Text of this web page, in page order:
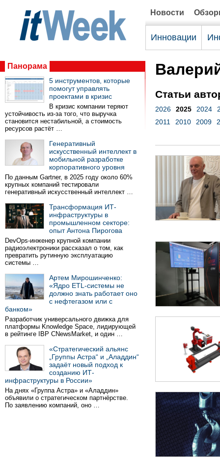
Новости
Инновации
Панорама
5 инструментов, которые
помогут управлять
проектами в кризис
В кризис компании теряют
устойчивость из-за того, что выручка
становится нестабильной, а стоимость
ресурсов растёт …
Генеративный
искусственный интеллект в
мобильной разработке
корпоративного уровня
По данным Gartner, в 2025 году около 60%
крупных компаний тестировали
генеративный искусственный интеллект …
Трансформация ИТ-
инфраструктуры в
промышленном секторе:
опыт Антона Пирогова
DevOps-инженер крупной компании
радиоэлектроники рассказал о том, как
превратить рутинную эксплуатацию
системы …
Артем Мирошинченко:
«Ядро ETL-системы не
должно знать работает оно
с нефтегазом или с
банком»
Разработчик универсального движка для
платформы Knowledge Space, лидирующей
в рейтинге IBP CNewsMarket, и один …
«Стратегический альянс
„Группы Астра“ и „Аладдин“
задаёт новый подход к
созданию ИТ-
инфраструктуры в России»
На днях «Группа Астра» и «Аладдин»
объявили о стратегическом партнёрстве.
По заявлению компаний, оно …
Статьи
2026 2025 2024
2011
2010 2009